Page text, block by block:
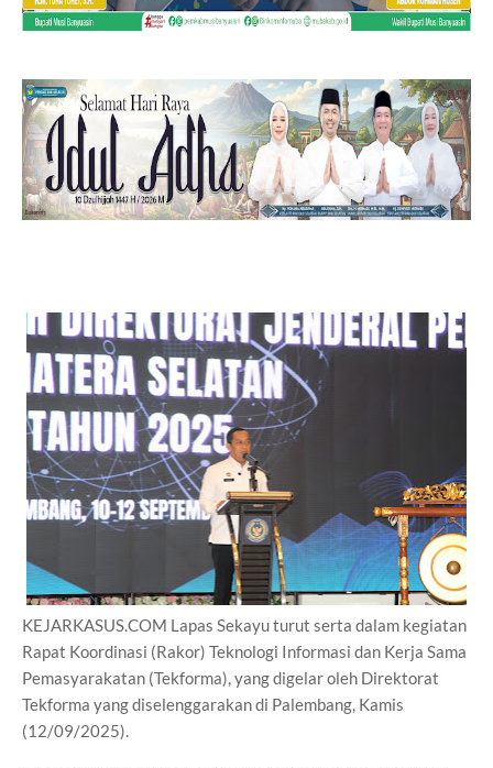
KEJARKASUS.COM Lapas Sekayu turut serta dalam kegiatan
Rapat Koordinasi (Rakor) Teknologi Informasi dan Kerja Sama
Pemasyarakatan (Tekforma), yang digelar oleh Direktorat
Tekforma yang diselenggarakan di Palembang, Kamis
(12/09/2025).